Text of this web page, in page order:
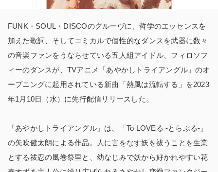
FUNK・SOUL・DISCOのグルーヴに、哲学のエッセンスを
加えた歌詞、そしてコミカルで個性的なダンスを武器に数々
の音楽ファンをうならせている五人組アイドル、フィロソフ
ィーのダンスが、TVアニメ「あやかしトライアングル」のオ
ープニングに起用されている新曲「熱風は流転する」を2023
年1月10日（水）に先行配信リリースした。
「あやかしトライアングル」は、「To LOVEる -とらぶる-」
の矢吹健太朗による作品。人に害をなす妖を祓うことを生業
とする祓忍の風巻祭里と、幼なじみで妖から好かれやすい花